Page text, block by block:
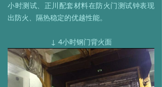
小时测试、正川配套材料在防火门测试钟表现
出防火、隔热稳定的优越性能。
↓ 4小时钢门背火面